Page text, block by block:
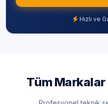
Şişli
Tuzla
Üsküdar
Zeytinburnu
Hızlı ve
Tüm Markalar